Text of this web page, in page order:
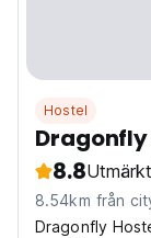
Hostel
8.8Utmärkt
8.54km från
Dragonfly